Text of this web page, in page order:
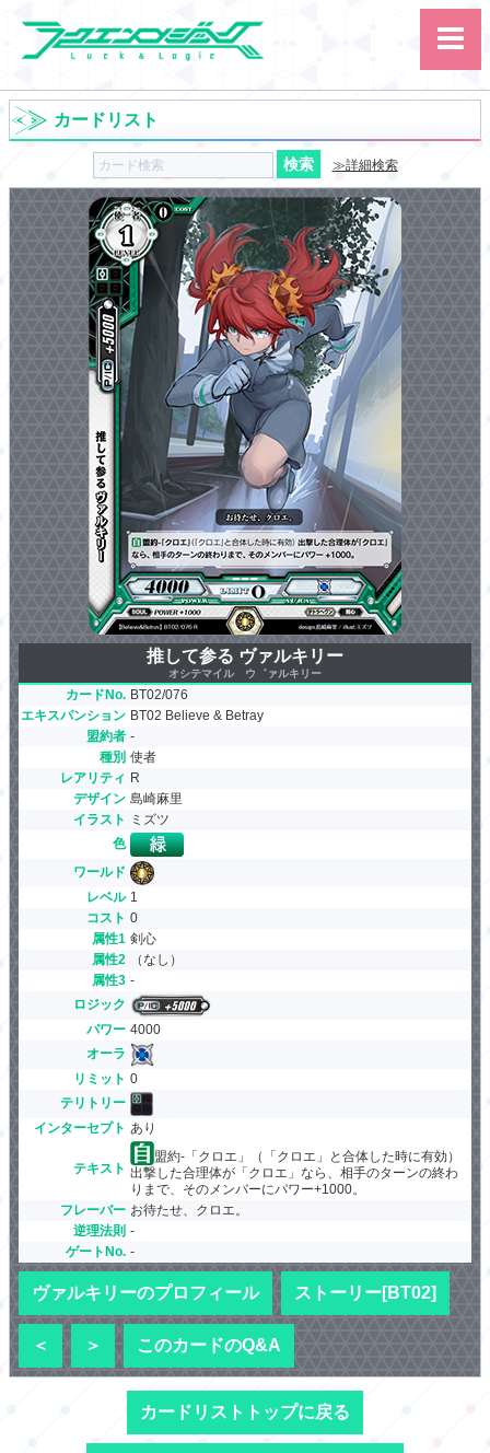
サイト内検索
カード ルール
大会
講習会
その他
カードリスト
≫詳細検索
推して参る ヴァルキリー
オシテマイル ウ゛ァルキリー
カードNo. BT02/076
エキスパンション BT02 Believe & Betray
盟約者 -
種別 使者
レアリティ R
デザイン 島崎麻里
イラスト
ミズツ
色
ワールド
レベル 1
コスト 0
属性1 剣心
属性2
（なし）
属性3 -
ロジック
パワー 4000
オーラ
リミット 0
テリトリー
インターセプト あり
テキスト
盟約-「クロエ」（「クロエ」と合体した時に有効）
出撃した合理体が「クロエ」なら、相手のターンの終わ
りまで、そのメンバーにパワー+1000。
フレーバー お待たせ、クロエ。
逆理法則 -
ゲートNo. -
ヴァルキリーのプロフィール ストーリー[BT02]
＜ ＞ このカードのQ&A
カードリストトップに戻る